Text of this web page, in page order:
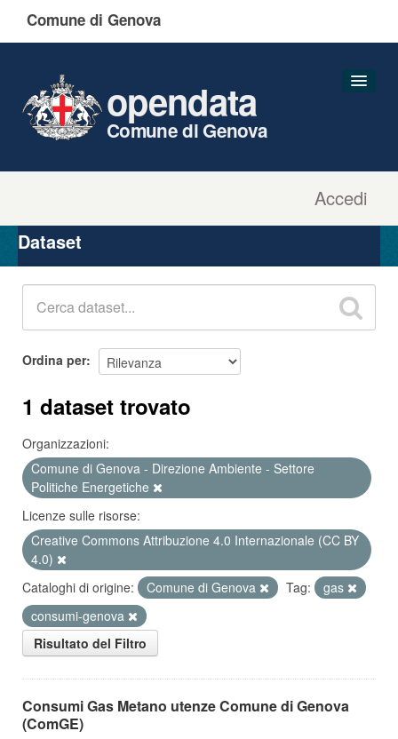
Comune di Genova
Accedi
opendata
Comune di Genova
Organizzazioni
Gruppi
Dataset
Ordina per
1 dataset trovato
Organizzazioni:
Comune di Genova - Direzione Ambiente - Settore
Politiche Energetiche
Licenze sulle risorse:
Creative Commons Attribuzione 4.0 Internazionale (CC BY
4.0)
Cataloghi di origine:
Comune di Genova Tag:
gas
consumi-genova
Risultato del Filtro
Consumi Gas Metano utenze Comune di Genova
(ComGE)